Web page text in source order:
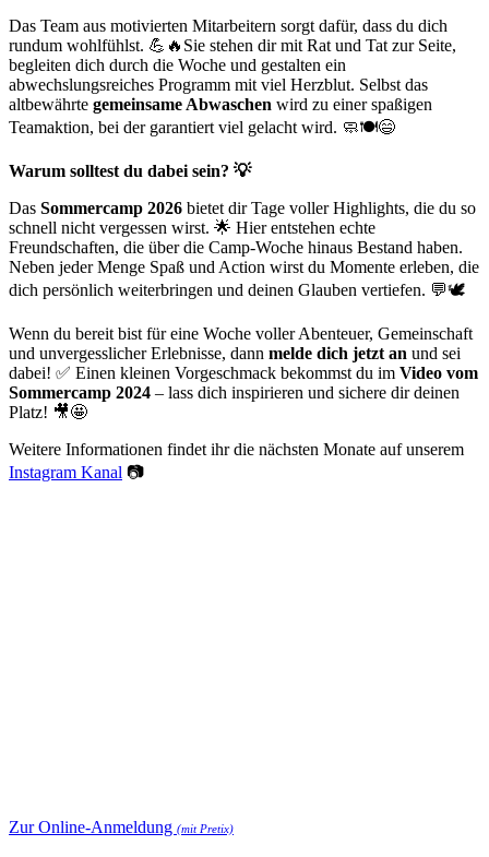
Das Team aus motivierten Mitarbeitern sorgt dafür, dass du dich
rundum wohlfühlst. 💪🔥Sie stehen dir mit Rat und Tat zur Seite,
begleiten dich durch die Woche und gestalten ein
abwechslungsreiches Programm mit viel Herzblut. Selbst das
altbewährte gemeinsame Abwaschen wird zu einer spaßigen
Teamaktion, bei der garantiert viel gelacht wird. 🧼🍽️😄
Warum solltest du dabei sein? 💡
Das Sommercamp 2026 bietet dir Tage voller Highlights, die du so
schnell nicht vergessen wirst. 🌟 Hier entstehen echte
Freundschaften, die über die Camp-Woche hinaus Bestand haben.
Neben jeder Menge Spaß und Action wirst du Momente erleben, die
dich persönlich weiterbringen und deinen Glauben vertiefen. 💬🕊️
Wenn du bereit bist für eine Woche voller Abenteuer, Gemeinschaft
und unvergesslicher Erlebnisse, dann melde dich jetzt an und sei
dabei! ✅ Einen kleinen Vorgeschmack bekommst du im Video vom
Sommercamp 2024 – lass dich inspirieren und sichere dir deinen
Platz! 🎥🤩
Weitere Informationen findet ihr die nächsten Monate auf unserem
Instagram Kanal 📷
Zur Online-Anmeldung (mit Pretix)